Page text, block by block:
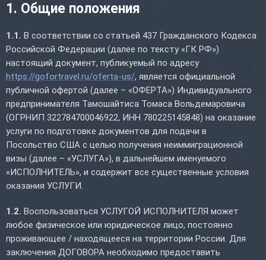
1. Общие положения
1.1. В соответствии со статьей 437 Гражданского Кодекса
Российской Федерации (далее по тексту «ГК РФ»)
настоящий документ, публикуемый по адресу
https://gofortravel.ru/oferta-us/, является официальной
публичной офертой (далее – «ОФЕРТА») Индивидуального
предпринимателя Тамошайтиса Томаса Вольдемаровича
(ОГРНИП 322784700046922, ИНН 780225145848) на оказание
услуги по подготовке документов для подачи в
Посольство США с целью получения неиммиграционной
визы (далее – «УСЛУГА»), в дальнейшем именуемого
«ИСПОЛНИТЕЛЬ», и содержит все существенные условия
оказания УСЛУГИ.
1.2. Воспользоваться УСЛУГОЙ ИСПОЛНИТЕЛЯ может
любое физическое или юридическое лицо, постоянно
проживающее / находящееся на территории России. Для
заключения ДОГОВОРА необходимо предоставить